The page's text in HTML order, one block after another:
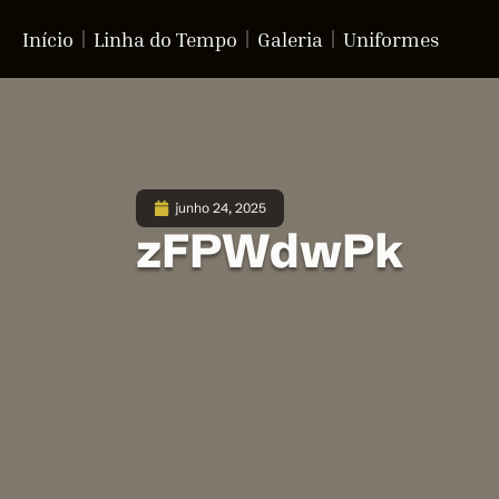
Início Linha do Tempo Galeria Uniformes
junho 24, 2025
zFPWdwPk